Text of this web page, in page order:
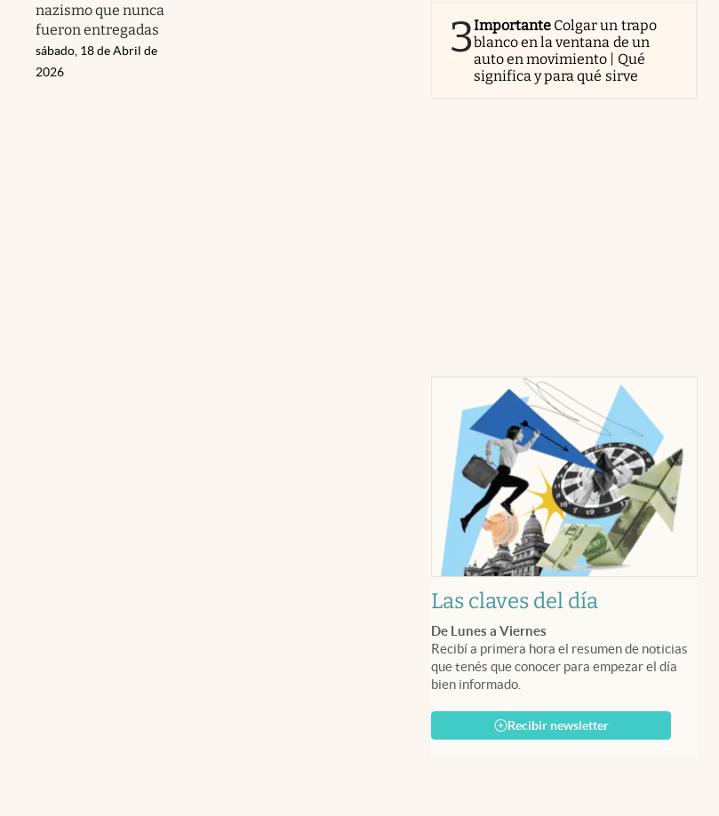
nazismo que nunca
fueron entregadas
sábado, 18 de Abril de
2026
3Importante Colgar un trapo
blanco en la ventana de un
auto en movimiento | Qué
significa y para qué sirve
Las claves del día
De Lunes a Viernes
Recibí a primera hora el resumen de noticias
que tenés que conocer para empezar el día
bien informado.
Recibir newsletter